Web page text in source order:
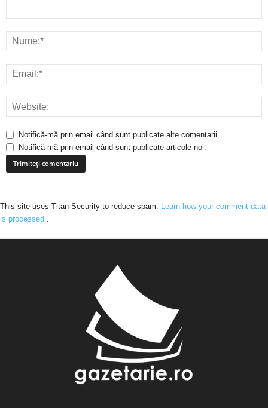
Notifică-mă prin email când sunt publicate alte comentarii.
Notifică-mă prin email când sunt publicate articole noi.
This site uses Titan Security to reduce spam. Learn how your comment data
is processed .